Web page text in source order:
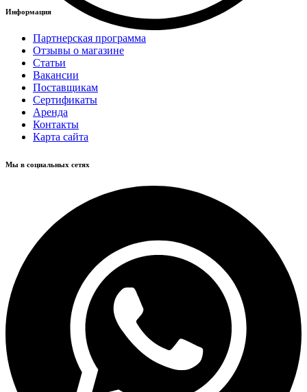
Информация
Партнерская программа
Отзывы о магазине
Статьи
Вакансии
Поставщикам
Сертификаты
Аренда
Контакты
Карта сайта
Мы в социальных сетях